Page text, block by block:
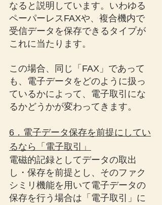
なると説明しています。いわゆる
ペーパーレスFAXや、複合機内で
受信データを保存できるタイプが
これに当たります。
この場合、同じ「FAX」であって
も、電子データをどのように扱っ
ているかによって、電子取引にな
るかどうかが変わってきます。
6．電子データ保存を前提にしてい
るなら「電子取引」
電磁的記録としてデータの取出
し・保存を前提とし、そのファク
シミリ機能を用いて電子データの
保存を行う場合は「電子取引」に